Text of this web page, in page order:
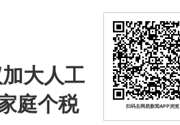
大人工
庭个税
扫码去网易新闻APP浏览